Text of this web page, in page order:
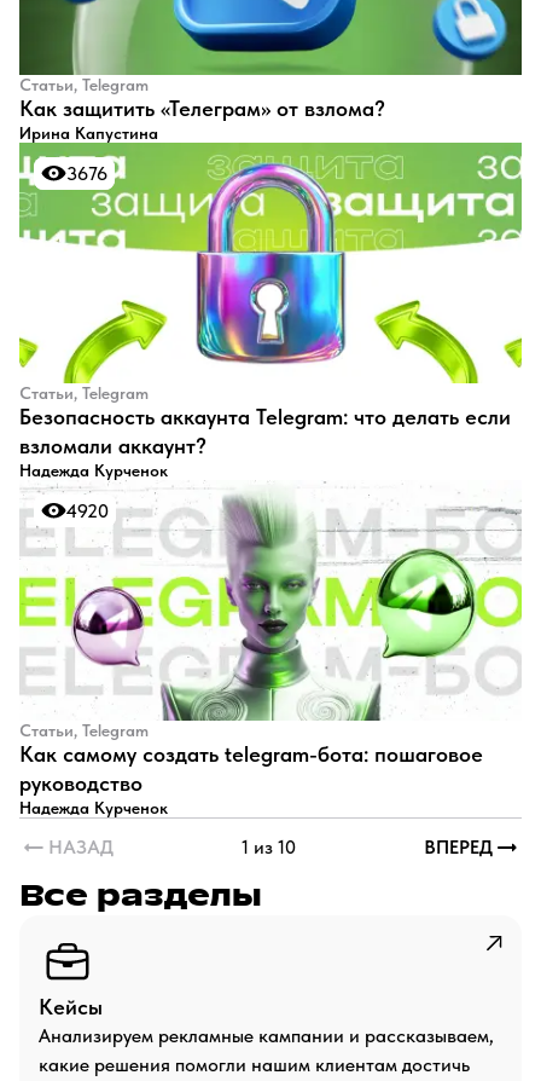
Статьи, Telegram
Как защитить «Телеграм» от взлома?
Ирина Капустина
3676
3676
Статьи, Telegram
Безопасность аккаунта Telegram: что делать если
взломали аккаунт?
Надежда Курченок
4920
4920
Статьи, Telegram
Как самому создать telegram-бота: пошаговое
руководство
Надежда Курченок
НАЗАД 1 из 10 ВПЕРЕД
Все разделы
Кейсы
Анализируем рекламные кампании и рассказываем,
какие решения помогли нашим клиентам достичь